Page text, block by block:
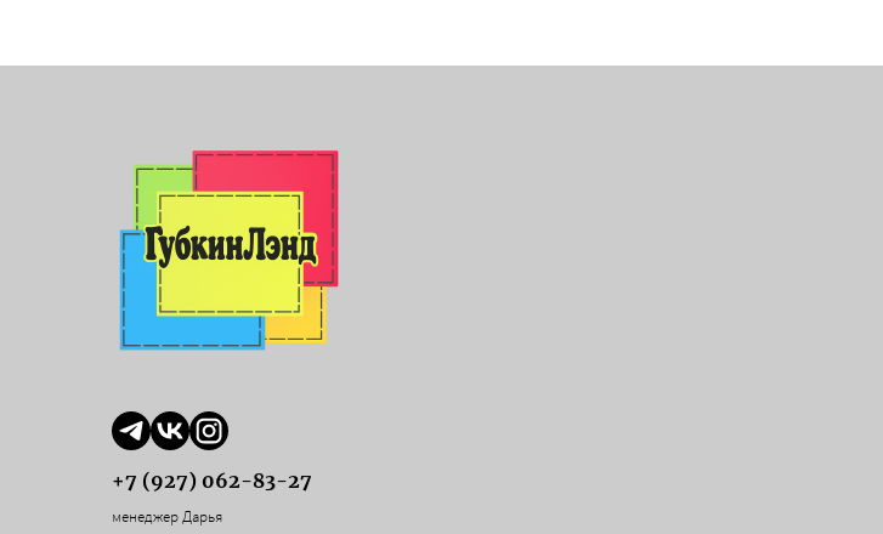
+7 (927) 062-83-27
менеджер Дарья